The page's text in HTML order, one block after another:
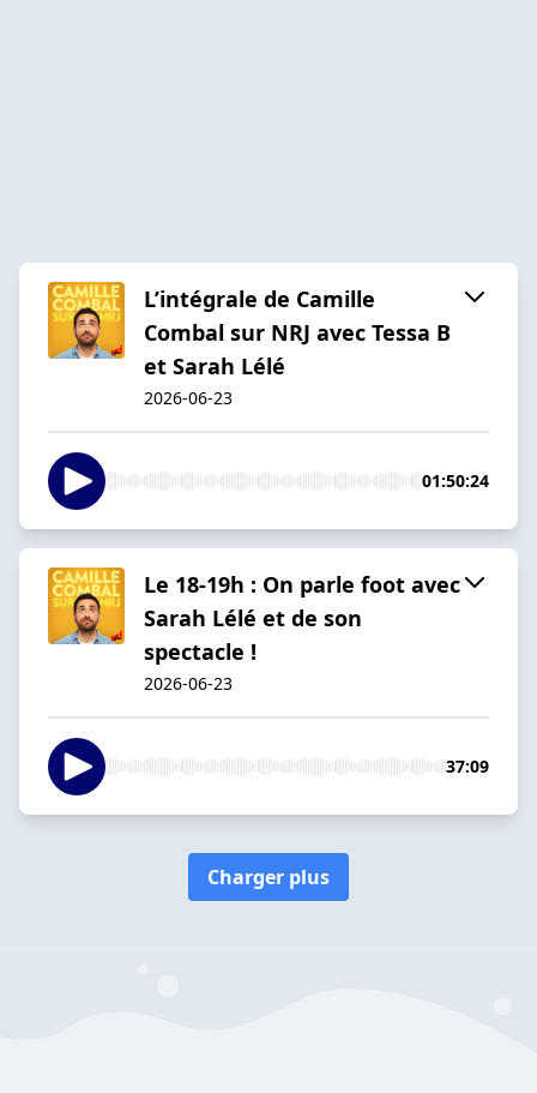
L’intégrale de Camille
Combal sur NRJ avec Tessa B
et Sarah Lélé
2026-06-23
01:50:24
Le 18-19h : On parle foot avec
Sarah Lélé et de son
spectacle !
2026-06-23
37:09
Charger plus